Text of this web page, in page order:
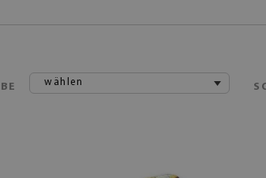
wählen